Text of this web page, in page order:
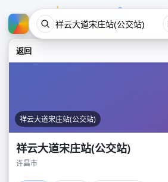
返回
祥云大道宋庄站(公交站)
祥云大道宋庄站(公交站)
许昌市